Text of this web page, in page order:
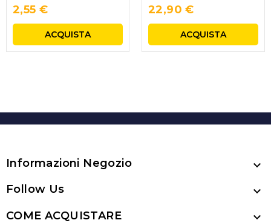
2,55 €
ACQUISTA
22,90 €
ACQUISTA
Informazioni Negozio 
Follow Us 
COME ACQUISTARE 